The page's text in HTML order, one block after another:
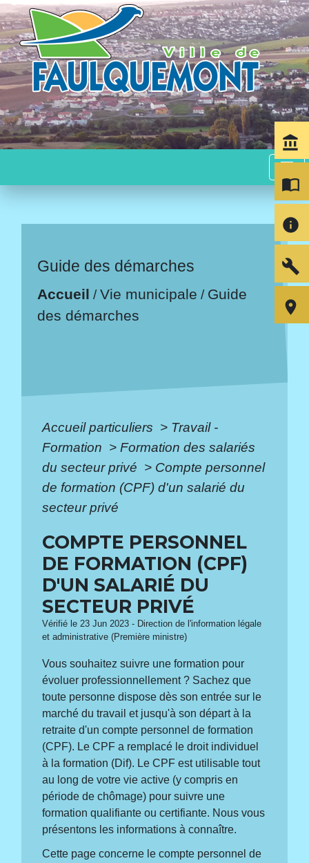
menu
Guide des démarches
Accueil /Vie municipale / Guide
des démarches
Accueil particuliers > Travail -
Formation > Formation des salariés
du secteur privé > Compte personnel
de formation (CPF) d'un salarié du
secteur privé
COMPTE PERSONNEL
DE FORMATION (CPF)
D'UN SALARIÉ DU
SECTEUR PRIVÉ
Vérifié le 23 Jun 2023 - Direction de l'information légale
et administrative (Première ministre)
Vous souhaitez suivre une formation pour
évoluer professionnellement ? Sachez que
toute personne dispose dès son entrée sur le
marché du travail et jusqu'à son départ à la
retraite d'un compte personnel de formation
(CPF). Le CPF a remplacé le droit individuel
à la formation (Dif). Le CPF est utilisable tout
au long de votre vie active (y compris en
période de chômage) pour suivre une
formation qualifiante ou certifiante. Nous vous
présentons les informations à connaître.
Cette page concerne le compte personnel de
account_balance
import_contacts
info
build
room